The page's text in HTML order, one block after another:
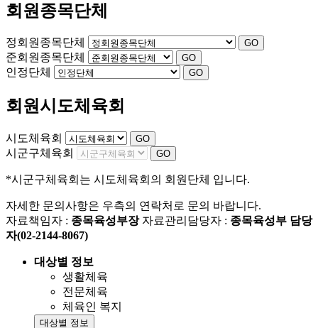
회원종목단체
정회원종목단체 GO
준회원종목단체 GO
인정단체 GO
회원시도체육회
시도체육회 GO
시군구체육회 GO
*시군구체육회는 시도체육회의 회원단체 입니다.
자세한 문의사항은 우측의 연락처로 문의 바랍니다.
자료책임자 : 종목육성부장 자료관리담당자 : 종목육성부 담당
자(02-2144-8067)
대상별 정보
생활체육
전문체육
체육인 복지
대상별 정보